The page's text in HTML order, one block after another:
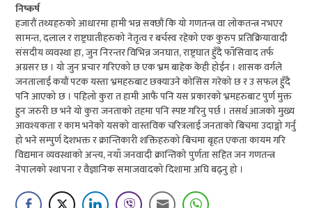
निष्कर्ष
हजारौं तथ्यहरुको आधारमा हामी भन्न सक्छौं कि यो गणतन्त्र वा लोकतन्त्र नभएर
सामन्त, दलाल र राष्ट्रघातीहरुको नेतृत्व र बर्चस्व रहेको एक कुरुप प्रतिक्रियावादी
संसदीय व्यवस्था हा, जुन निरन्तर विभिन्न जनघात, राष्ट्रघात हुँदै फाँसिवाद तर्फ
अग्रसर छ । यो जुन प्रचार गरिएको छ एक भ्रम बाहेक केही होईन । शासक वर्गले
जनतालाई कयौं पटक यस्ता भ्रमहरुबाट छक्याउने कोसिस गरेको छ र उ सफल हुँदै
पनि आएको छ । पहिलो कुरा त हामी आफैं पनि यस प्रकारको भ्रमहरुबाट पुर्ण मुक्त
हुन जरुरी छ भने यो कुरा जनताको तहमा पनि स्पष्ट गरिनु पर्छ । तसर्थ आजको मुख्य
आवश्यकता र काम भनेको यसको वास्तविक चरित्रलाई जनताको बिचमा उदाङ्गो गर्नु
हो भने सम्पुर्ण देशभक्त र क्रान्तिकारी शक्तिहरुको बिचमा बृहत एकता कायम गरि
विद्यमान व्यवस्थाको अन्त्य, नयाँ जनवादी क्रान्तिको पुर्णता सहित जन गणतन्त्र
नेपालको स्थापना र वैज्ञानिक समाजवादको दिशामा अघि बढ्नु हो ।